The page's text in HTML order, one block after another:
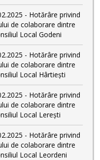
- Hotărâre privind
de colaborare dintre
Local Godeni
- Hotărâre privind
de colaborare dintre
Local Hârtiești
- Hotărâre privind
de colaborare dintre
Local Lerești
- Hotărâre privind
de colaborare dintre
Local Leordeni